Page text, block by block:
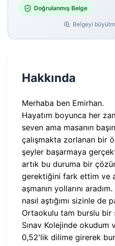
Doğrulanmış Belge
Belgeyi
Hakkında
Merhaba ben Emirhan.
Hayatım boyunca her
seven ama masanın
çalışmakta zorlanan bir
şeyler başarmaya
artık bu duruma bir
gerektiğini fark ettim ve
aşmanın yollarını
nasıl aştığımı sizinle de
Ortaokulu tam burslu bir
Sınav Kolejinde okudum
0,52'lik dilime girerek